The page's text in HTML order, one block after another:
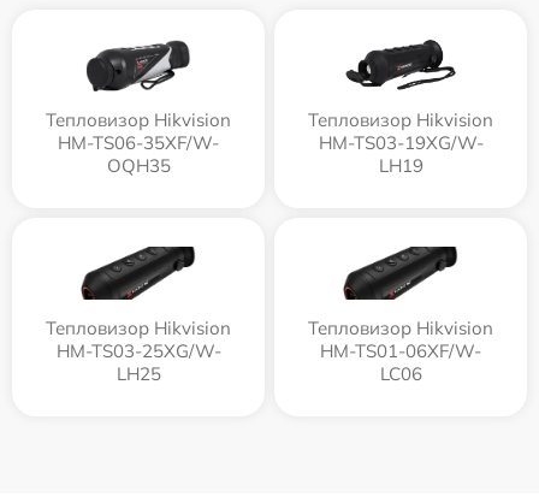
Тепловизор Hikvision
HM-TS06-35XF/W-
OQH35
Тепловизор Hikvision
HM-TS03-19XG/W-
LH19
Тепловизор Hikvision
HM-TS03-25XG/W-
LH25
Тепловизор Hikvision
HM-TS01-06XF/W-
LC06